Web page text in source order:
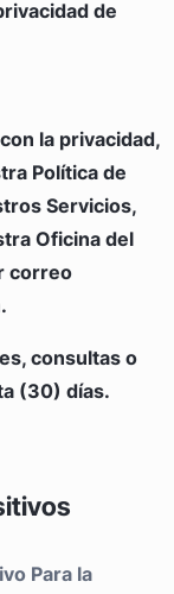
de
la privacidad,
Política de
Servicios,
Oficina del
correo
.
consultas o
(30) días.
Para la